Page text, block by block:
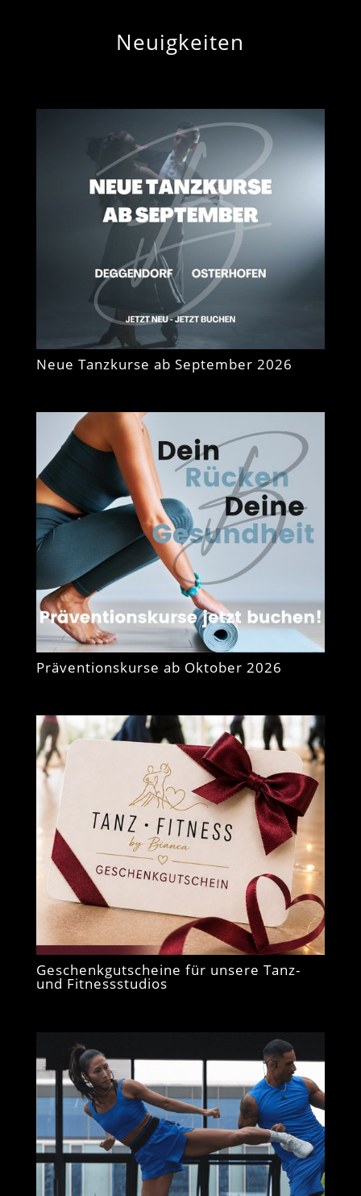
Neuigkeiten
Neue Tanzkurse ab September 2026
Präventionskurse ab Oktober 2026
Geschenkgutscheine für unsere Tanz-
und Fitnessstudios